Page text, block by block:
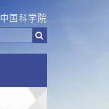
中国科学院